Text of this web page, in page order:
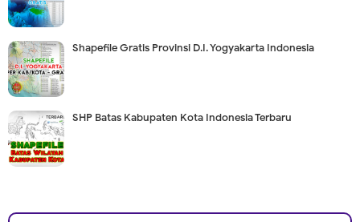
Shapefile Gratis Provinsi D.I. Yogyakarta Indonesia
SHP Batas Kabupaten Kota Indonesia Terbaru